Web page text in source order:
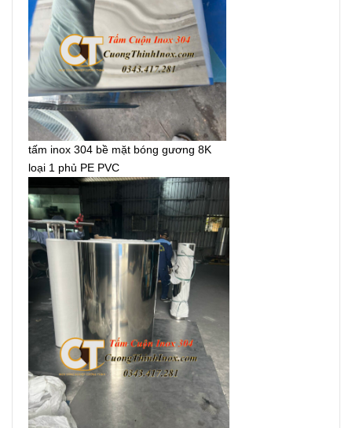
tấm inox 304 bề mặt bóng gương 8K
loại 1 phủ PE PVC